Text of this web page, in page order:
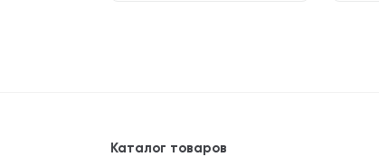
Каталог товаров